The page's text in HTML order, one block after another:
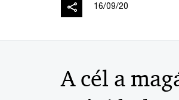
16/09/20
A cél a